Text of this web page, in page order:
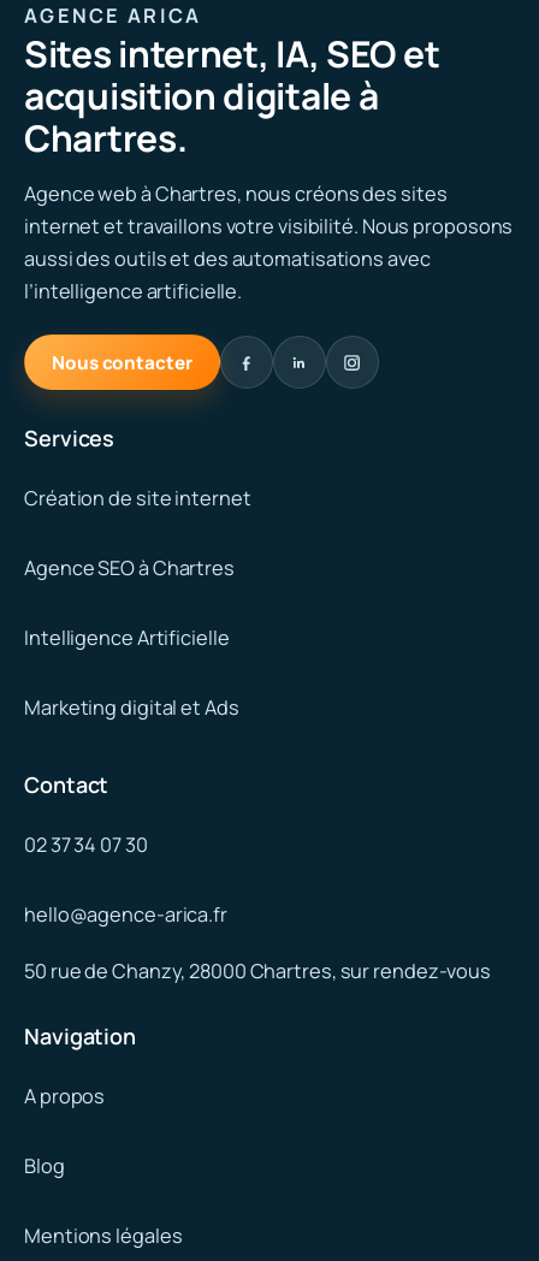
AGENCE ARICA
Sites internet, IA, SEO et
acquisition digitale à
Chartres.
Agence web à Chartres, nous créons des sites
internet et travaillons votre visibilité. Nous proposons
aussi des outils et des automatisations avec
l’intelligence artificielle.
Nous contacter
Services
Création de site internet
Agence SEO à Chartres
Intelligence Artificielle
Marketing digital et Ads
Contact
02 37 34 07 30
hello@agence-arica.fr
50 rue de Chanzy, 28000 Chartres, sur rendez-vous
Navigation
A propos
Blog
Mentions légales